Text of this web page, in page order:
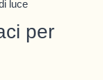
luce
per